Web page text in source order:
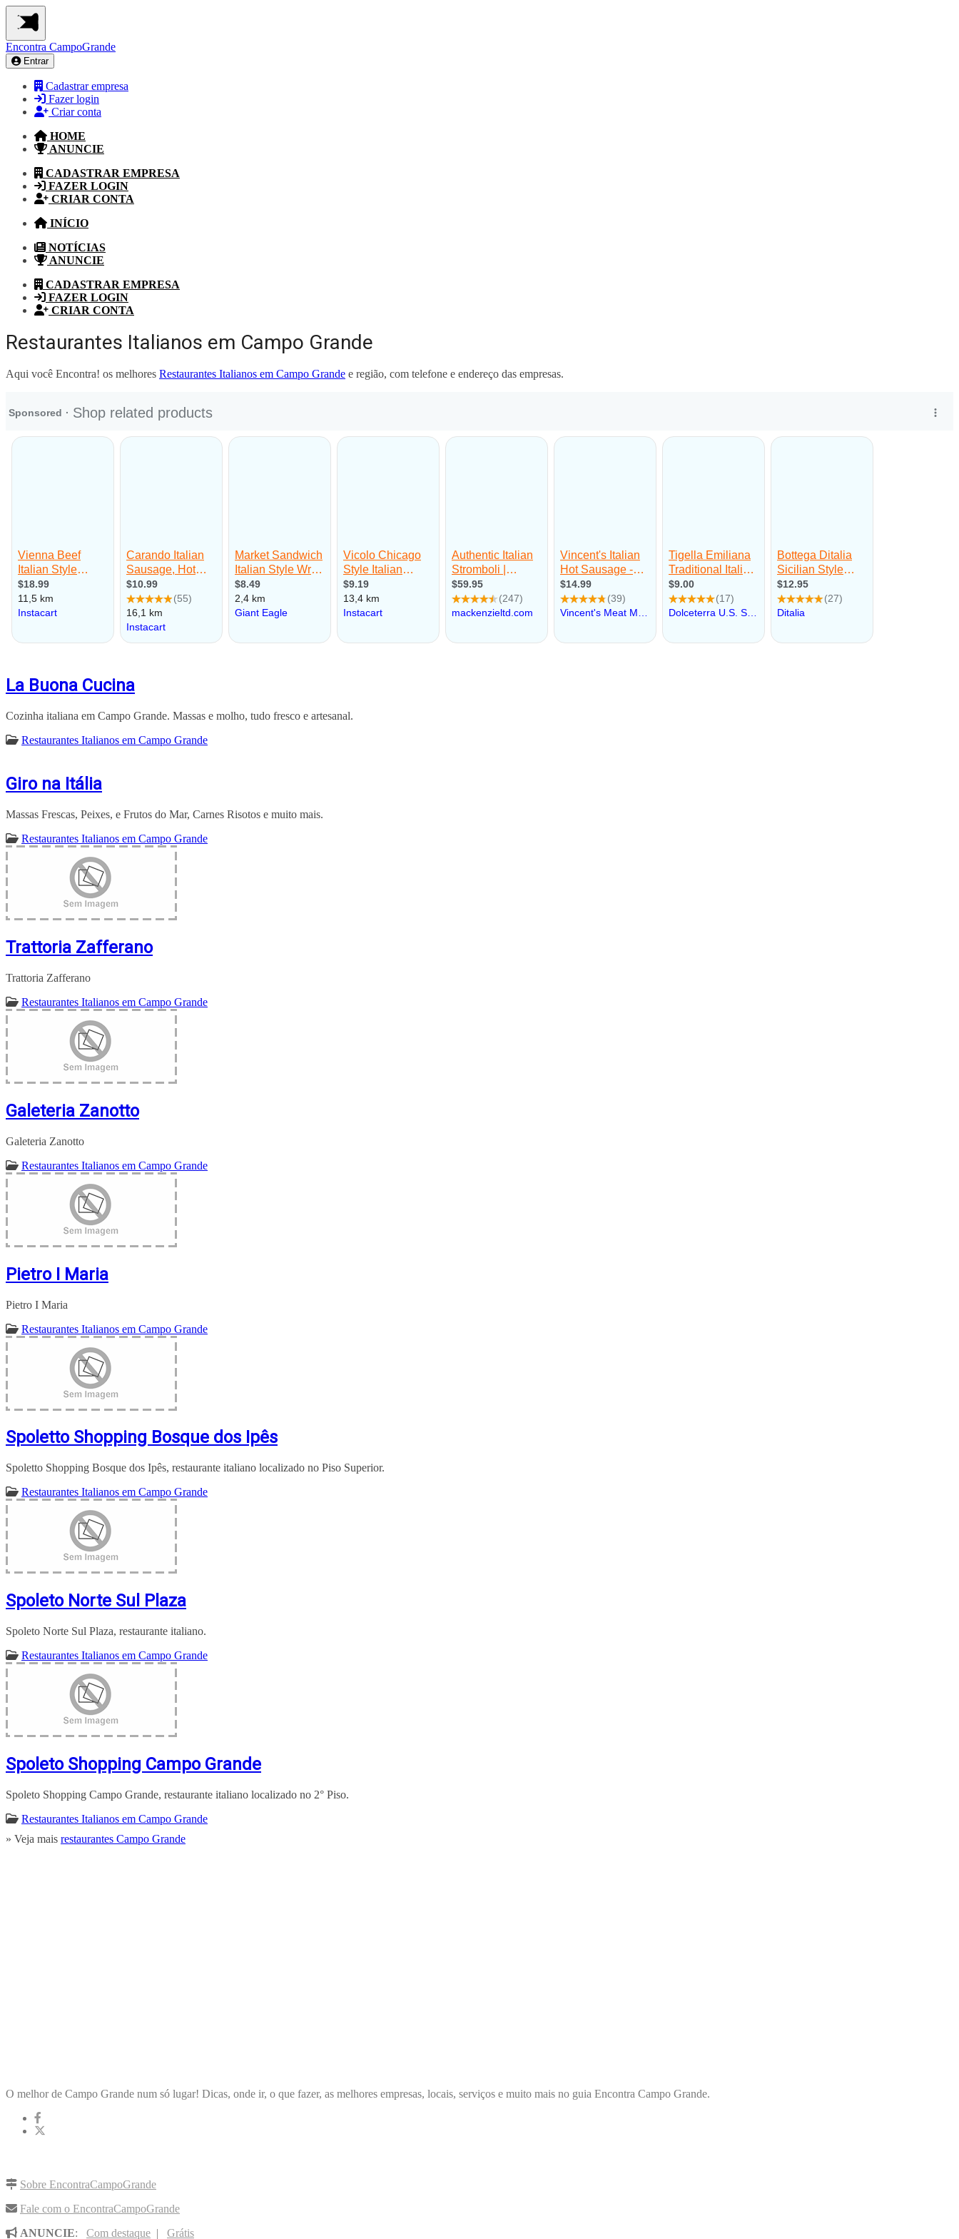
Encontra CampoGrande
Entrar
Cadastrar empresa
Fazer login
Criar conta
HOME
ANUNCIE
CADASTRAR EMPRESA
FAZER LOGIN
CRIAR CONTA
INÍCIO
NOTÍCIAS
ANUNCIE
CADASTRAR EMPRESA
FAZER LOGIN
CRIAR CONTA
Restaurantes Italianos em Campo Grande
Aqui você Encontra! os melhores Restaurantes Italianos em Campo Grande e região, com telefone e endereço das empresas.
La Buona Cucina
Cozinha italiana em Campo Grande. Massas e molho, tudo fresco e artesanal.
Restaurantes Italianos em Campo Grande
Giro na Itália
Massas Frescas, Peixes, e Frutos do Mar, Carnes Risotos e muito mais.
Restaurantes Italianos em Campo Grande
Trattoria Zafferano
Trattoria Zafferano
Restaurantes Italianos em Campo Grande
Galeteria Zanotto
Galeteria Zanotto
Restaurantes Italianos em Campo Grande
Pietro I Maria
Pietro I Maria
Restaurantes Italianos em Campo Grande
Spoletto Shopping Bosque dos Ipês
Spoletto Shopping Bosque dos Ipês, restaurante italiano localizado no Piso Superior.
Restaurantes Italianos em Campo Grande
Spoleto Norte Sul Plaza
Spoleto Norte Sul Plaza, restaurante italiano.
Restaurantes Italianos em Campo Grande
Spoleto Shopping Campo Grande
Spoleto Shopping Campo Grande, restaurante italiano localizado no 2° Piso.
Restaurantes Italianos em Campo Grande
» Veja mais restaurantes Campo Grande
O melhor de Campo Grande num só lugar! Dicas, onde ir, o que fazer, as melhores empresas, locais, serviços e muito mais no guia Encontra Campo Grande.
Sobre EncontraCampoGrande
Fale com o EncontraCampoGrande
ANUNCIE: Com destaque | Grátis